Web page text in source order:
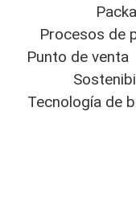
Procesos de
Punto de venta
Tecnología de